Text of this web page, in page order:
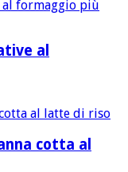
al
cotta al